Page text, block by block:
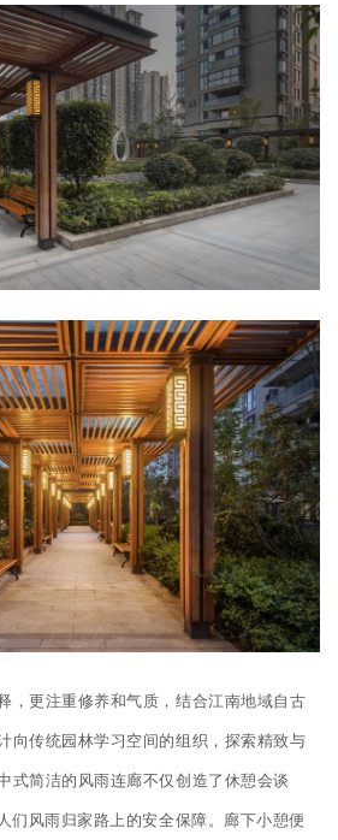
，更注重修养和气质，结合江南地域自古
向传统园林学习空间的组织，探索精致与
式简洁的风雨连廊不仅创造了休憩会谈
们风雨归家路上的安全保障。廊下小憩便